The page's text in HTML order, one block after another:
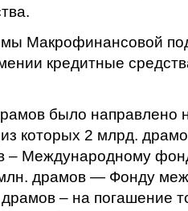
Макрофинансовой
кредитные
было направлено
которых 2 млрд.
– Международному
драмов — Фонду
– на погашение